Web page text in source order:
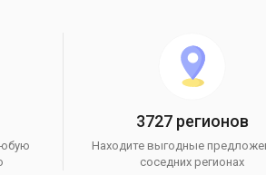
3727 регионов
Находите выгодные
соседних регионах